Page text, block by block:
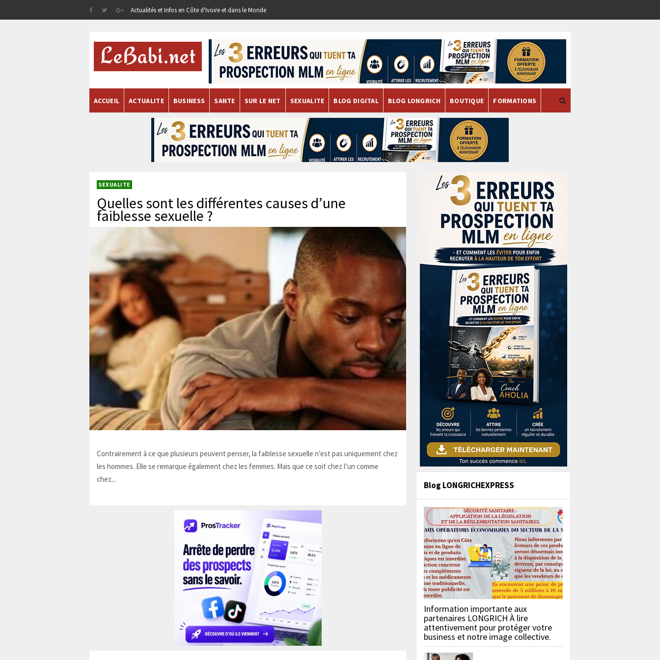
Actualités et Infos en Côte d'Ivoire et dans le Monde
ACCUEIL ACTUALITE BUSINESS SANTE SUR LE NET SEXUALITE BLOG DIGITAL BLOG LONGRICH BOUTIQUE FORMATIONS
SEXUALITE
Quelles sont les différentes causes d’une
faiblesse sexuelle ?
Contrairement à ce que plusieurs peuvent penser, la faiblesse sexuelle n’est pas uniquement chez
les hommes. Elle se remarque également chez les femmes. Mais que ce soit chez l’un comme
chez...
Blog LONGRICHEXPRESS
Information importante aux
partenaires LONGRICH À lire
attentivement pour protéger votre
business et notre image collective.